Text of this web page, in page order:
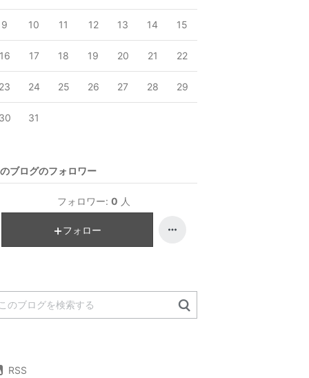
9 10 11 12 13 14 15
17 18 19 20 21 22
24 25 26 27 28 29
31
ブログのフォロワー
フォロワー: 0 人
フォロー
RSS